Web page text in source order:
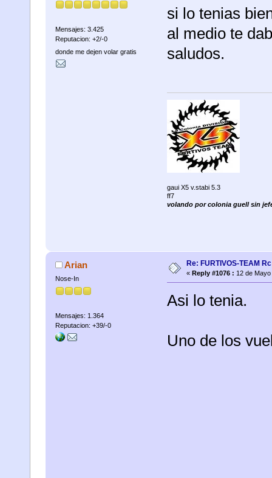
Mensajes: 3.425
Reputacion: +2/-0
donde me dejen volar gratis
si lo tenias
al medio te
saludos.
gaui X5 v.stabi 5.3
ff7
volando por colonia guell sin
Arian
Nose-In
Mensajes: 1.364
Reputacion: +39/-0
Re: FURTIVOS-TEAM
« Reply #1076 : 12 de
Asi lo tenia.
Uno de los